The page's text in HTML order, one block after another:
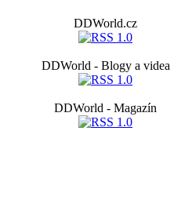
DDWorld.cz
DDWorld - Blogy a videa
DDWorld - Magazín